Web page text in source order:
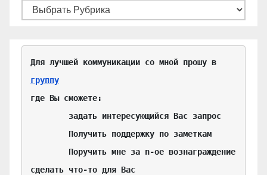
группу
где Вы сможете:
сделать что-то для Вас